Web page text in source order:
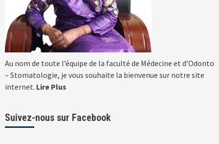
Au nom de toute l’équipe de la faculté de Médecine et d’Odonto
– Stomatologie, je vous souhaite la bienvenue sur notre site
internet. Lire Plus
Suivez-nous sur Facebook